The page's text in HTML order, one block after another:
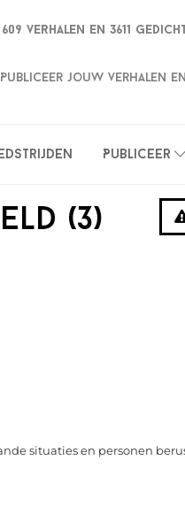
609 verhalen en 3611
Publiceer jouw verhalen
Publiceer
(3)
situaties en personen